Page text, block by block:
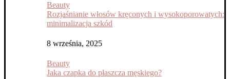
Beauty
Rozjaśnianie włosów kręconych i wysokoporowatych:
minimalizacja szkód
8 września, 2025
Beauty
Jaka czapka do płaszcza męskiego?